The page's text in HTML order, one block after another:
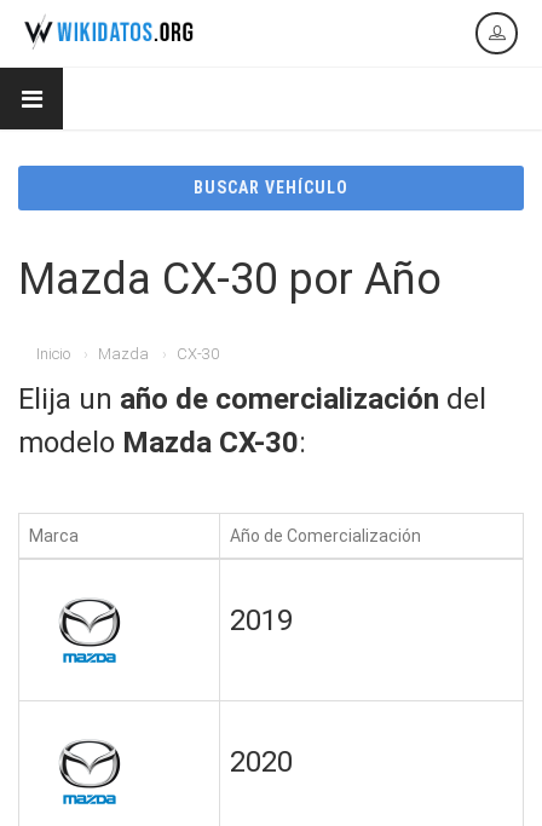
BUSCAR VEHÍCULO
Mazda CX-30 por Año
Inicio Mazda CX-30
Elija un año de comercialización del
modelo Mazda CX-30:
Marca Año de Comercialización
2019
2020